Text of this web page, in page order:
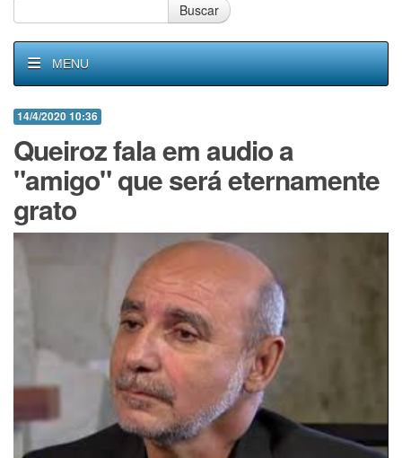
Buscar
MENU
14/4/2020 10:36
Queiroz fala em audio a
"amigo" que será eternamente
grato